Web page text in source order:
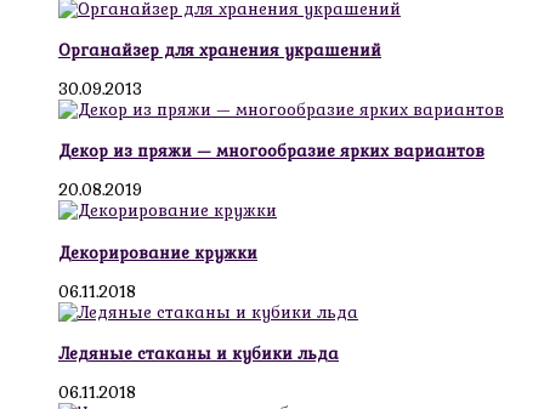
Органайзер для хранения украшений
30.09.2013
Декор из пряжи — многообразие ярких вариантов
20.08.2019
Декорирование кружки
06.11.2018
Ледяные стаканы и кубики льда
06.11.2018